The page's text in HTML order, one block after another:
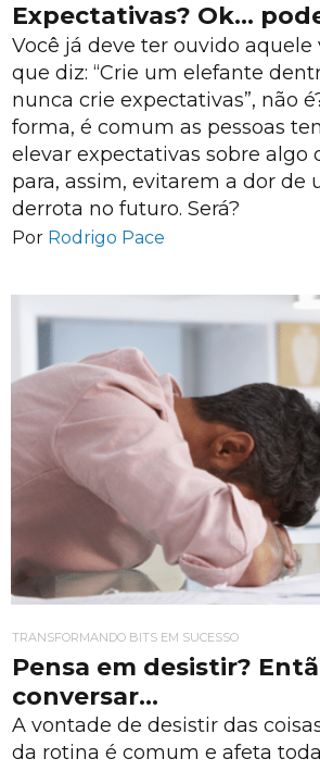
Expectativas? Ok…
Você já deve ter ouvido aquele
que diz: “Crie um elefante
nunca crie expectativas”, não
forma, é comum as pessoas
elevar expectativas sobre algo
para, assim, evitarem a dor de
derrota no futuro. Será?
Por Rodrigo Pace
TRANSFORMANDO BITS EM SUCESSO
Pensa em desistir?
conversar…
A vontade de desistir das
da rotina é comum e afeta